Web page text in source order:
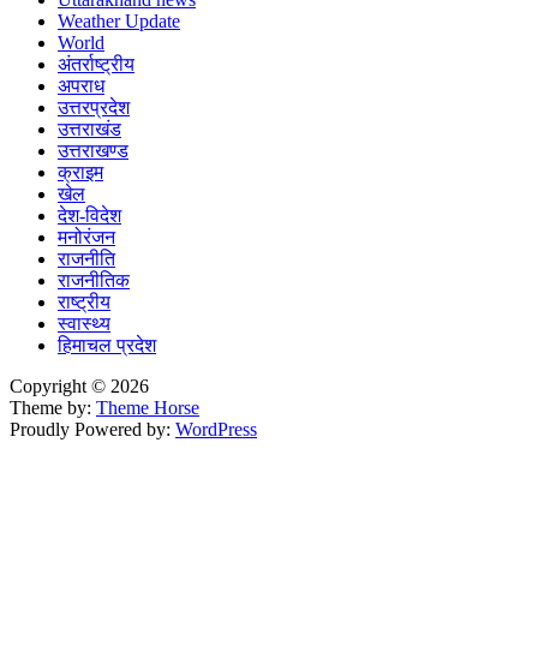
Weather Update
World
अंतर्राष्ट्रीय
अपराध
उत्तरप्रदेश
उत्तराखंड
उत्तराखण्ड
क्राइम
खेल
देश-विदेश
मनोरंजन
राजनीति
राजनीतिक
राष्ट्रीय
स्वास्थ्य
हिमाचल प्रदेश
Copyright © 2026
Theme by: Theme Horse
Proudly Powered by: WordPress